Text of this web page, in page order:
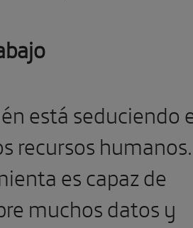
está seduciendo
recursos humanos.
es capaz de
muchos datos y